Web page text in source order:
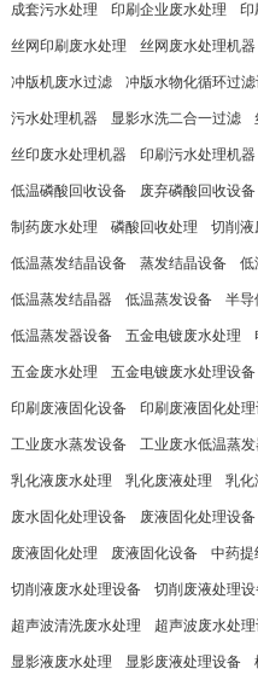
成套污水处理 印刷企业废水处理 印
丝网印刷废水处理 丝网废水处理机器
冲版机废水过滤 冲版水物化循环过
污水处理机器 显影水洗二合一过滤
丝印废水处理机器 印刷污水处理机器
低温磷酸回收设备 废弃磷酸回收设备
制药废水处理 磷酸回收处理 切削液
低温蒸发结晶设备 蒸发结晶设备 低
低温蒸发结晶器 低温蒸发设备 半导
低温蒸发器设备 五金电镀废水处理
五金废水处理 五金电镀废水处理设备
印刷废液固化设备 印刷废液固化处
工业废水蒸发设备 工业废水低温蒸
乳化液废水处理 乳化废液处理 乳化
废水固化处理设备 废液固化处理设备
废液固化处理 废液固化设备 中药提
切削液废水处理设备 切削废液处理
超声波清洗废水处理 超声波废水处
显影液废水处理 显影废液处理设备